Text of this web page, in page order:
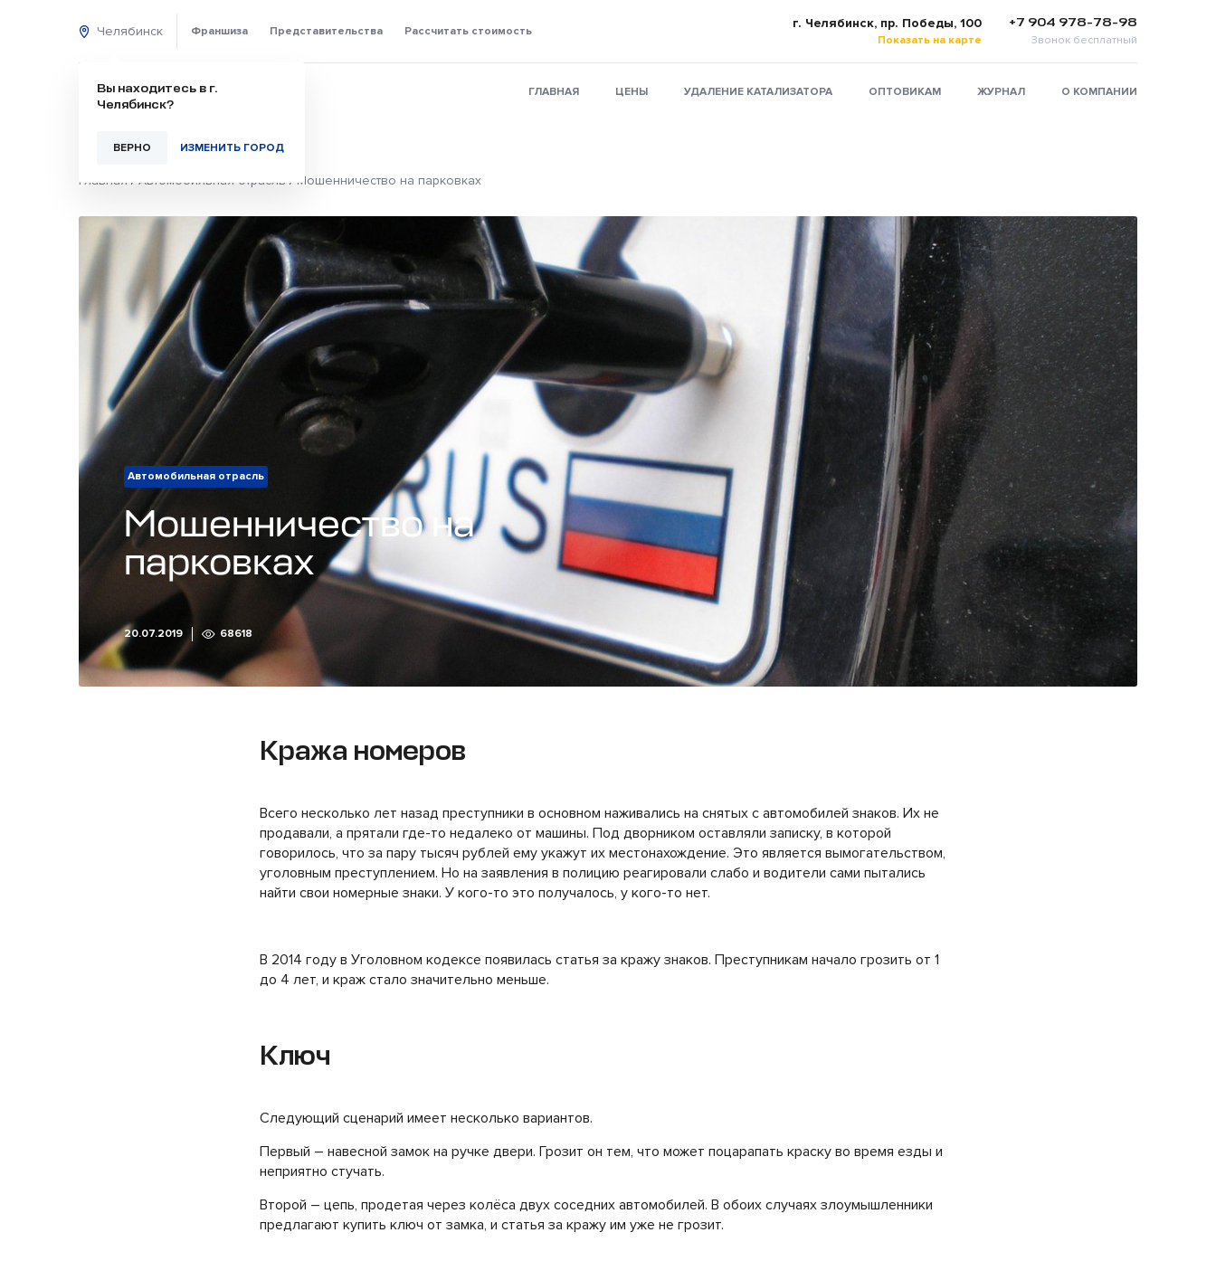
Челябинск
Вы находитесь в г.
Челябинск?
ВЕРНО ИЗМЕНИТЬ ГОРОД
Франшиза Представительства Рассчитать стоимость г. Челябинск, пр. Победы, 100
Показать на карте
+7 904 978-78-98
Звонок бесплатный
ГЛАВНАЯ ЦЕНЫ УДАЛЕНИЕ КАТАЛИЗАТОРА ОПТОВИКАМ ЖУРНАЛ О КОМПАНИИ
Главная / Автомобильная отрасль / Мошенничество на парковках
Автомобильная отрасль
Мошенничество на
парковках
20.07.2019 68618
Кража номеров
Всего несколько лет назад преступники в основном наживались на снятых с автомобилей знаков. Их не
продавали, а прятали где-то недалеко от машины. Под дворником оставляли записку, в которой
говорилось, что за пару тысяч рублей ему укажут их местонахождение. Это является вымогательством,
уголовным преступлением. Но на заявления в полицию реагировали слабо и водители сами пытались
найти свои номерные знаки. У кого-то это получалось, у кого-то нет.
В 2014 году в Уголовном кодексе появилась статья за кражу знаков. Преступникам начало грозить от 1
до 4 лет, и краж стало значительно меньше.
Ключ
Следующий сценарий имеет несколько вариантов.
Первый – навесной замок на ручке двери. Грозит он тем, что может поцарапать краску во время езды и
неприятно стучать.
Второй – цепь, продетая через колёса двух соседних автомобилей. В обоих случаях злоумышленники
предлагают купить ключ от замка, и статья за кражу им уже не грозит.